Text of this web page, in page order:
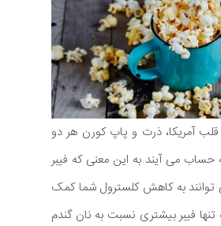
آمریکا، ذرت و پاپ کورن هر دو
حساب می آیند به این معنی که فیبر
توانند به کاهش کلسترول شما کمک
فیبر بیشتری نسبت به نان گندم